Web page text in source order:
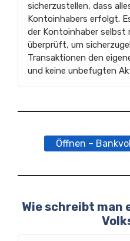
sicherzustellen, dass
Kontoinhabers erfolgt.
der Kontoinhaber selbst
überprüft, um
Transaktionen den
und keine unbefugten
Öffnen –
Wie schreibt man